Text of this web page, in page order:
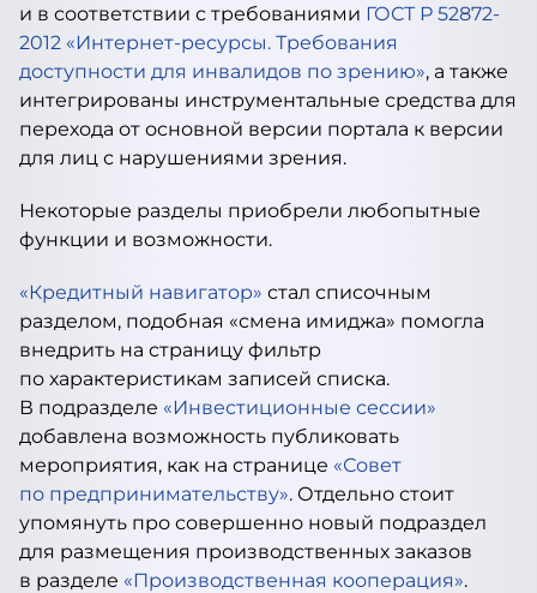
и в соответствии с требованиями ГОСТ Р 52872-
2012 «Интернет-ресурсы. Требования
доступности для инвалидов по зрению», а также
интегрированы инструментальные средства для
перехода от основной версии портала к версии
для лиц с нарушениями зрения.
Некоторые разделы приобрели любопытные
функции и возможности.
«Кредитный навигатор» стал списочным
разделом, подобная «смена имиджа» помогла
внедрить на страницу фильтр
по характеристикам записей списка.
В подразделе «Инвестиционные сессии»
добавлена возможность публиковать
мероприятия, как на странице «Совет
по предпринимательству». Отдельно стоит
упомянуть про совершенно новый подраздел
для размещения производственных заказов
в разделе «Производственная кооперация».